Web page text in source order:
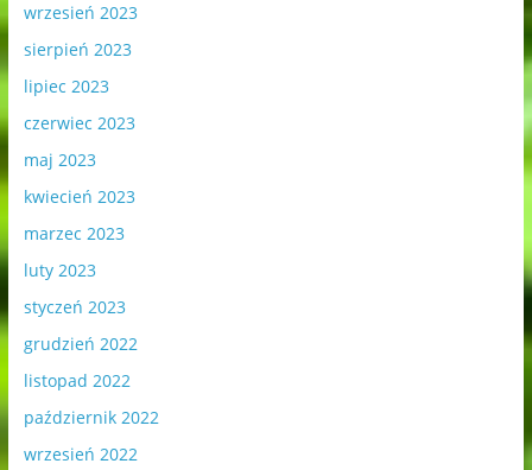
wrzesień 2023
sierpień 2023
lipiec 2023
czerwiec 2023
maj 2023
kwiecień 2023
marzec 2023
luty 2023
styczeń 2023
grudzień 2022
listopad 2022
październik 2022
wrzesień 2022